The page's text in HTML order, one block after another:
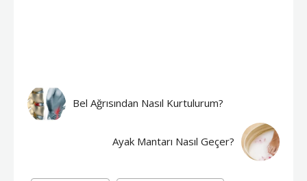
Bel Ağrısından Nasıl Kurtulurum?
Ayak Mantarı Nasıl Geçer?